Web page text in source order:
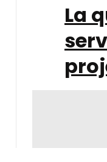
La